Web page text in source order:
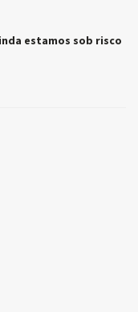
estamos sob risco